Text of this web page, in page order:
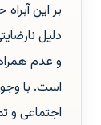
بر این
دلیل
و عدم
است. با
اجتماعی و